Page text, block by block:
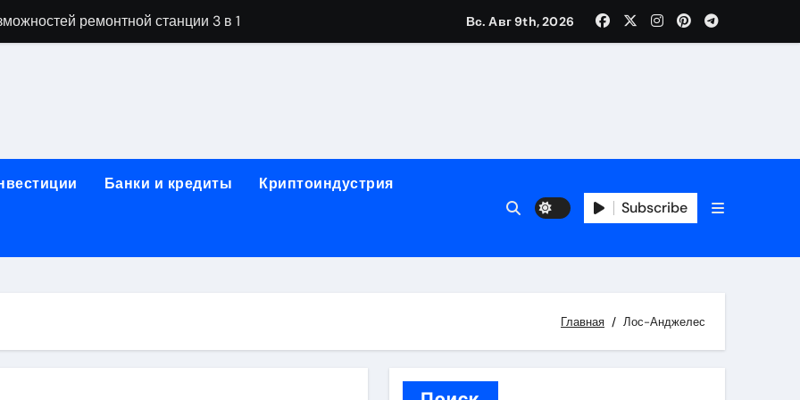
ремонтной станции 3 в 1
изоляции для промышленных объектов и конструкций
онлайн-образования в сфере актуальных профессий
регистрация, разрешение споров и правовые аспекты авторского и патентного права
Вс. Авг 9th, 2026
Банки и кредиты Криптоиндустрия
Subscribe
Главная Лос-Анджелес